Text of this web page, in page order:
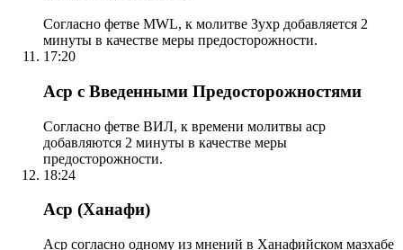
Согласно фетве MWL, к молитве Зухр добавляется 2
минуты в качестве меры предосторожности.
17:20
Аср с Введенными Предосторожностями
Согласно фетве ВИЛ, к времени молитвы аср
добавляются 2 минуты в качестве меры
предосторожности.
18:24
Аср (Ханафи)
Аср согласно одному из мнений в Ханафийском мазхабе